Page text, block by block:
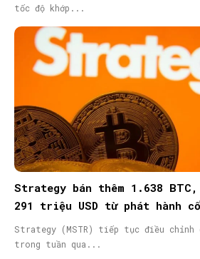
tốc độ khớp...
Strategy bán thêm 1.638 BTC,
291 triệu USD từ phát hành
Strategy (MSTR) tiếp tục điều chỉnh
trong tuần qua...